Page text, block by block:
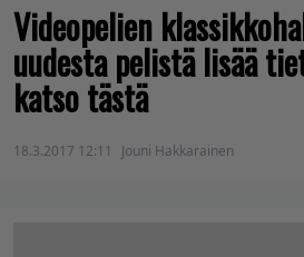
Videopelien
uudesta pelistä lisää
katso tästä
18.3.2017 12:11 Jouni Hakkarainen